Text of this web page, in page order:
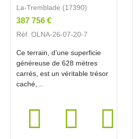
La-Tremblade (17390)
387 756 €
Réf. OLNA-26-07-20-7
Ce terrain, d’une superficie
généreuse de 628 mètres
carrés, est un véritable trésor
caché,...